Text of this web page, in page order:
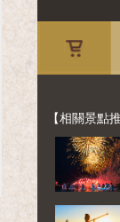
【相關景點